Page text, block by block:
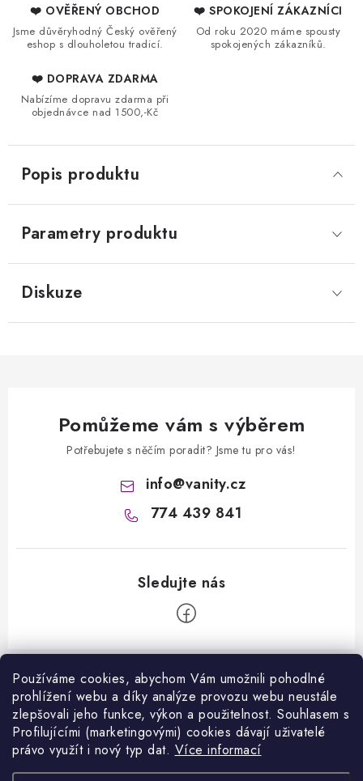
Používáme cookies, abychom Vám umožnili pohodlné
prohlížení webu a díky analýze provozu webu neustále
zlepšovali jeho funkce, výkon a použitelnost. Souhlasem s
Profilujícími (marketingovými) cookies dávají uživatelé
právo využít i nový typ dat. Více informací
❤️ OVĚŘENÝ OBCHOD
Jsme důvěryhodný Český ověřený
eshop s dlouholetou tradicí.
❤️ SPOKOJENÍ ZÁKAZNÍCI
Od roku 2020 máme spousty
spokojených zákazníků.
❤️ DOPRAVA ZDARMA
Nabízíme dopravu zdarma při
objednávce nad 1500,-Kč
Popis produktu
Parametry produktu
Diskuze
Pomůžeme vám s výběrem
Potřebujete s něčím poradit? Jsme tu pro vás!
info@vanity.cz
774 439 841
Z
Informace pro vás
Kontakty
Jak nakupovat
Facebook